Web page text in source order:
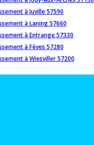
à Juville 57590
à Laning 57660
à Entrange 57330
à Fèves 57280
à Wiesviller 57200